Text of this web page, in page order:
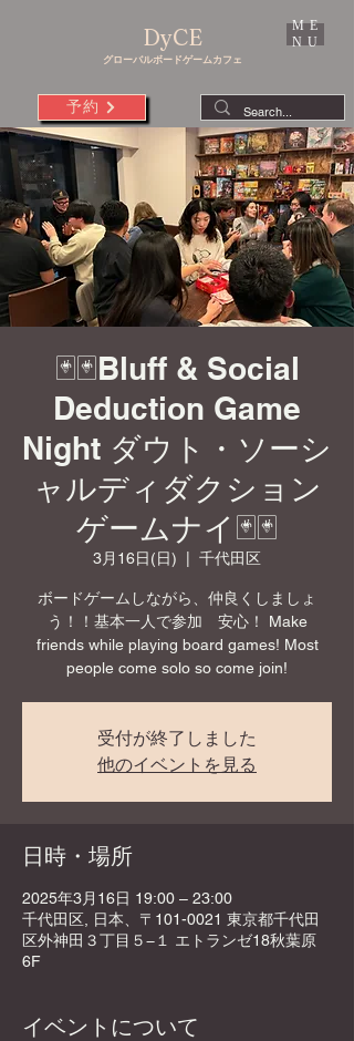
DyCE
グローバルボードゲームカフェ
予約
ME
NU
🃏🃏Bluff & Social
Deduction Game
Night ダウト・ソーシ
ャルディダクション
ゲームナイ🃏🃏
3月16日(日) 千代田区
ボードゲームしながら、仲良くしましょ
う！！基本一人で参加 安心！ Make
friends while playing board games! Most
people come solo so come join!
受付が終了しました
他のイベントを見る
日時・場所
2025年3月16日 19:00 – 23:00
千代田区, 日本、〒101-0021 東京都千代田
区外神田３丁目５−１ エトランゼ18秋葉原
6F
イベントについて